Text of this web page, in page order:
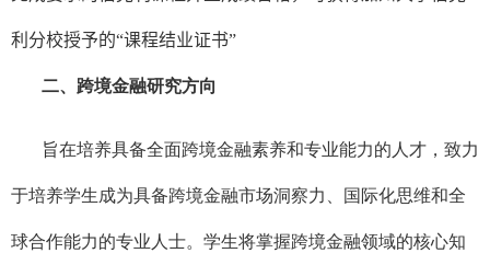
利分校授予的“课程结业证书”
二、跨境金融研究方向
旨在培养具备全面跨境金融素养和专业能力的人才，致力
于培养学生成为具备跨境金融市场洞察力、国际化思维和全
球合作能力的专业人士。学生将掌握跨境金融领域的核心知